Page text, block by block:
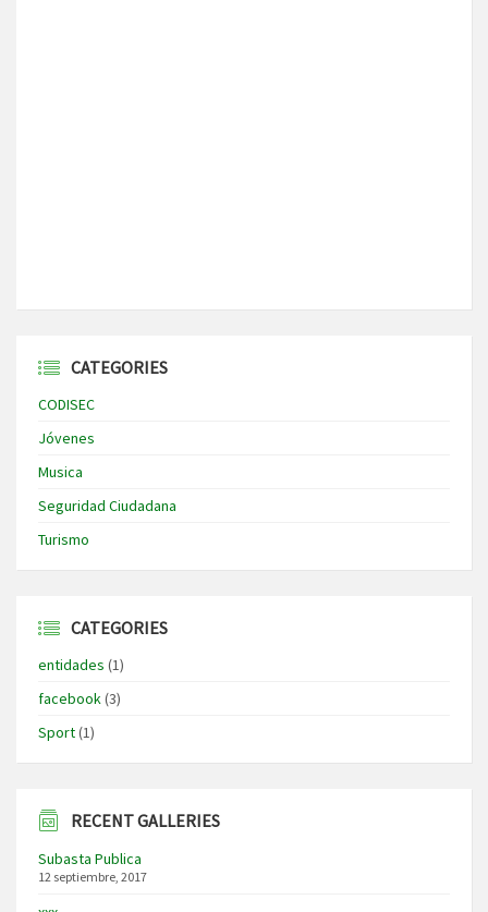
CATEGORIES
CODISEC
Jóvenes
Musica
Seguridad Ciudadana
Turismo
CATEGORIES
entidades (1)
facebook(3)
Sport(1)
RECENT GALLERIES
Subasta Publica
12 septiembre, 2017